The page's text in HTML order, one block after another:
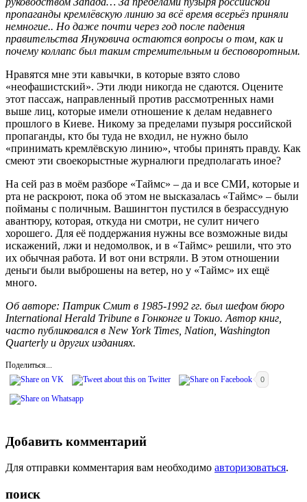
пропаганды кремлёвскую линию за всё время всерьёз приняли
немногие.. Но даже почти через год после падения
правительства Януковича остаются вопросы о том, как и
почему коллапс был таким стремительным и бесповоротным.
Нравятся мне эти кавычки, в которые взято слово
«неофашистский». Эти люди никогда не сдаются. Оцените
этот пассаж, направленный против рассмотренных нами
выше лиц, которые имели отношение к делам недавнего
прошлого в Киеве. Никому за пределами пузыря российской
пропаганды, кто бы туда не входил, не нужно было
«принимать кремлёвскую линию», чтобы принять правду. Как
смеют эти своекорыстные журналюги предполагать иное?
На сей раз в моём разборе «Таймс» – да и все СМИ, которые и
рта не раскроют, пока об этом не высказалась «Таймс» – были
пойманы с поличным. Вашингтон пустился в безрассудную
авантюру, которая, откуда ни смотри, не сулит ничего
хорошего. Для её поддержания нужны все возможные виды
искажений, лжи и недомолвок, и в «Таймс» решили, что это
их обычная работа. И вот они встряли. В этом отношении
деньги были выброшены на ветер, но у «Таймс» их ещё
много.
Об авторе: Патрик Смит в 1985-1992 гг. был шефом бюро
International Herald Tribune в Гонконге и Токио. Автор книг,
часто публиковался в New York Times Nation Washington
Quarterly и других изданиях.
Поделиться...
0
Добавить комментарий
Для отправки комментария вам необходимо авторизоваться.
поиск